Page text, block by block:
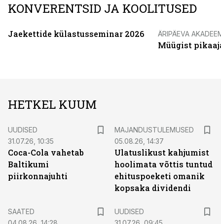
KONVERENTSID JA KOOLITUSED
Jaekettide külastusseminar 2026 ÄRIPÄEVA
Müügist
HETKEL KUUM
UUDISED
31.07.26, 10:35
Coca-Cola vahetab
Baltikumi
piirkonnajuhti
MAJANDUSTULEMUSED
05.08.26, 14:37
Ulatuslikust kahjumist
hoolimata võttis tuntud
ehituspoeketi omanik
kopsaka dividendi
SAATED
UUDISED